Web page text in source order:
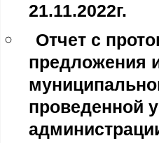
21.11.2022г.
Отчет с
предложения
проведенной